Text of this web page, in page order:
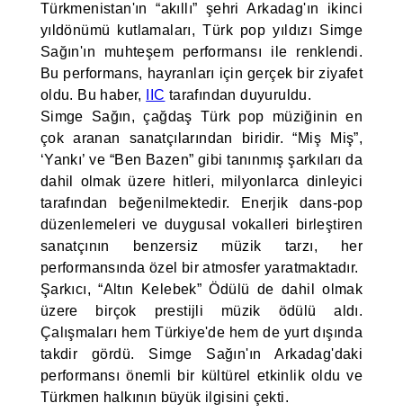
Türkmenistan'ın “akıllı” şehri Arkadag'ın ikinci
yıldönümü kutlamaları, Türk pop yıldızı Simge
Sağın'ın muhteşem performansı ile renklendi.
Bu performans, hayranları için gerçek bir ziyafet
oldu. Bu haber,
IIC tarafından duyuruldu.
Simge Sağın, çağdaş Türk pop müziğinin en
çok aranan sanatçılarından biridir. “Miş Miş”,
‘Yankı’ ve “Ben Bazen” gibi tanınmış şarkıları da
dahil olmak üzere hitleri, milyonlarca dinleyici
tarafından beğenilmektedir. Enerjik dans-pop
düzenlemeleri ve duygusal vokalleri birleştiren
sanatçının benzersiz müzik tarzı, her
performansında özel bir atmosfer yaratmaktadır.
Şarkıcı, “Altın Kelebek” Ödülü de dahil olmak
üzere birçok prestijli müzik ödülü aldı.
Çalışmaları hem Türkiye'de hem de yurt dışında
takdir gördü. Simge Sağın'ın Arkadag'daki
performansı önemli bir kültürel etkinlik oldu ve
Türkmen halkının büyük ilgisini çekti.